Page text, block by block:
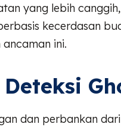
yang lebih
kecerdasan
ini.
dan perbankan